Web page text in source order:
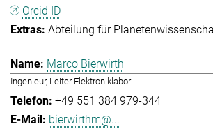
Orcid ID
Abteilung für
Marco Bierwirth
Ingenieur, Leiter Elektroniklabor
+49 551 384 979-344
bierwirthm@...